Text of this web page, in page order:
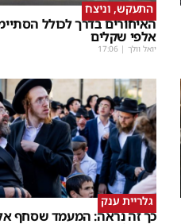
התעקש, וניצח
האיחורים בדרך לכולל
אלפי שקלים
יואל וולך |
17:06
גלריית ענק
כך זה נראה: המעמד שסחף